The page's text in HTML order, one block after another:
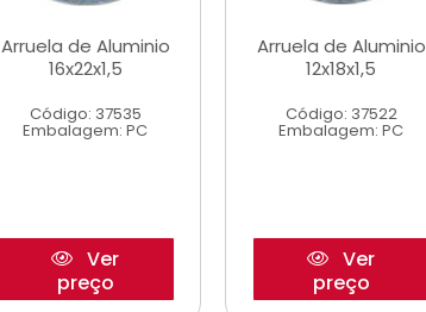
Arruela de Aluminio
16x22x1,5
Código: 37535
Embalagem: PC
Ver
preço
Arruela de Aluminio
12x18x1,5
Código: 37522
Embalagem: PC
Ver
preço